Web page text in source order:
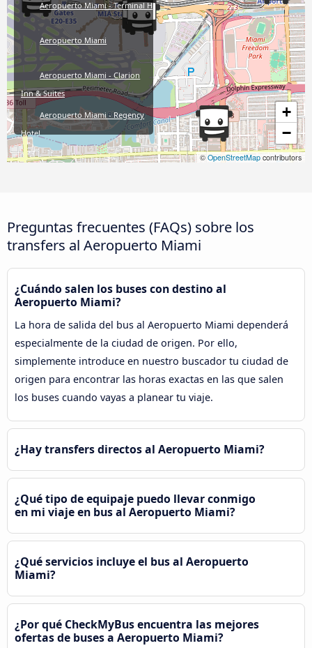
+
−
© OpenStreetMap contributors
Aeropuerto Miami - Terminal H
Aeropuerto Miami
Aeropuerto Miami - Clarion
Inn & Suites
Aeropuerto Miami - Regency
Hotel
Preguntas frecuentes (FAQs) sobre los
transfers al Aeropuerto Miami
¿Cuándo salen los buses con destino al
Aeropuerto Miami?
La hora de salida del bus al Aeropuerto Miami dependerá
especialmente de la ciudad de origen. Por ello,
simplemente introduce en nuestro buscador tu ciudad de
origen para encontrar las horas exactas en las que salen
los buses cuando vayas a planear tu viaje.
¿Hay transfers directos al Aeropuerto Miami?
¿Qué tipo de equipaje puedo llevar conmigo
en mi viaje en bus al Aeropuerto Miami?
¿Qué servicios incluye el bus al Aeropuerto
Miami?
¿Por qué CheckMyBus encuentra las mejores
ofertas de buses a Aeropuerto Miami?